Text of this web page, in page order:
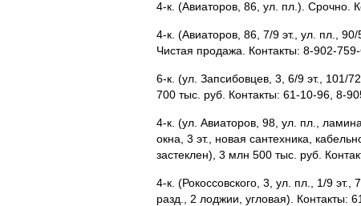
4-к. (Авиаторов, 86, ул. пл.). Срочно.
4-к. (Авиаторов, 86, 7/9 эт., ул. пл.,
Чистая продажа. Контакты: 8-902-
6-к. (ул. Запсибовцев, 3, 6/9 эт., 101/
700 тыс. руб. Контакты: 61-10-96, 8-
4-к. (ул. Авиаторов, 98, ул. пл.,
окна, 3 эт., новая сантехника,
застеклен), 3 млн 500 тыс. руб.
4-к. (Рокоссовского, 3, ул. пл., 1/9
разд., 2 лоджии, угловая). Контакты: